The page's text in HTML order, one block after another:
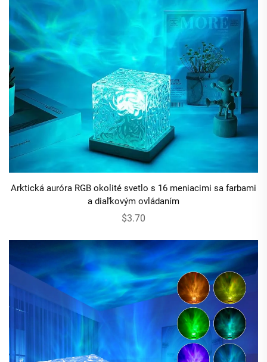
Arktická auróra RGB okolité svetlo s 16 meniacimi sa farbami
a diaľkovým ovládaním
$3.70